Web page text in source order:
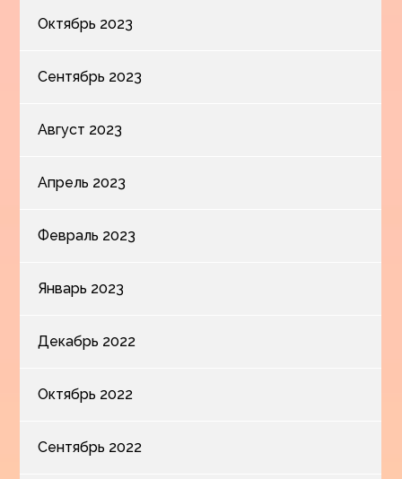
Октябрь 2023
Сентябрь 2023
Август 2023
Апрель 2023
Февраль 2023
Январь 2023
Декабрь 2022
Октябрь 2022
Сентябрь 2022